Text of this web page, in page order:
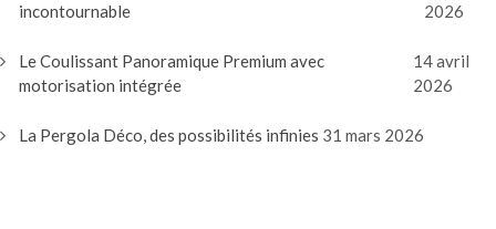
incontournable
2026
Le Coulissant Panoramique Premium avec
motorisation intégrée
14 avril
2026
La Pergola Déco, des possibilités infinies 31 mars 2026